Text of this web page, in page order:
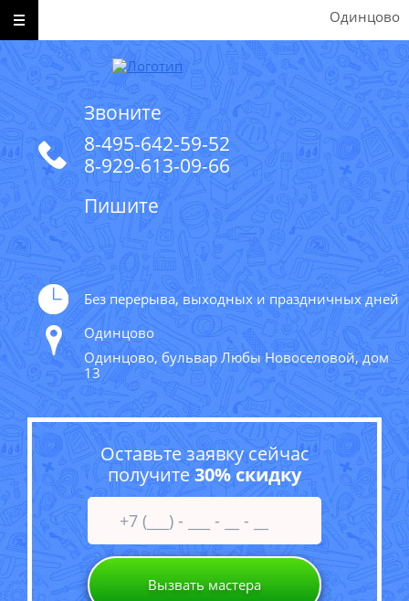
Одинцово
Звоните
8-495-642-59-52
8-929-613-09-66
Пишите
Без перерыва, выходных и праздничных дней
Одинцово
Одинцово, бульвар Любы Новоселовой, дом
13
Оставьте заявку сейчас
получите30% скидку
Вызвать мастера